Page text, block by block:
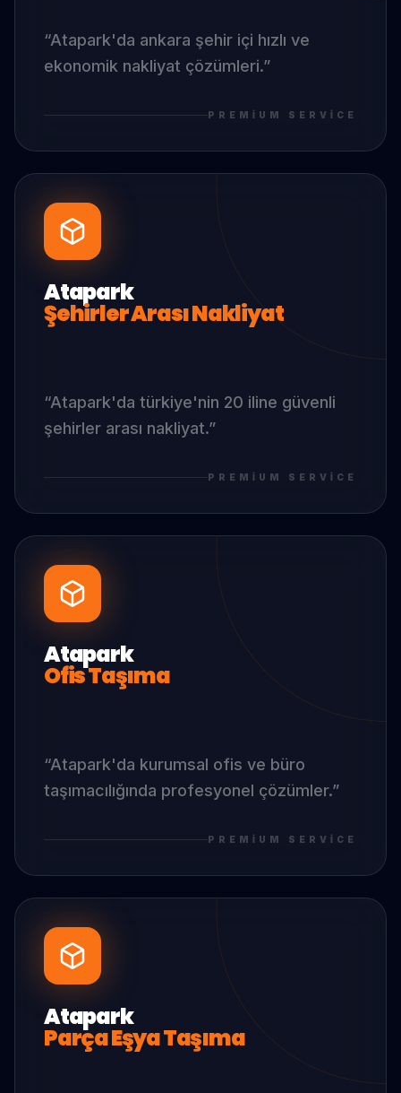
“Atapark'da ankara şehir içi hızlı ve
ekonomik nakliyat çözümleri.”
PREMIUM SERVICE
Atapark
Şehirler Arası Nakliyat
“Atapark'da türkiye'nin 20 iline güvenli
şehirler arası nakliyat.”
PREMIUM SERVICE
Atapark
Ofis Taşıma
“Atapark'da kurumsal ofis ve büro
taşımacılığında profesyonel çözümler.”
PREMIUM SERVICE
Atapark
Parça Eşya Taşıma